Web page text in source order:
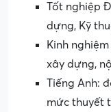
Tốt nghiệp
dựng, Kỹ
Kinh
xây dựng,
Tiếng Anh:
mức thuyết